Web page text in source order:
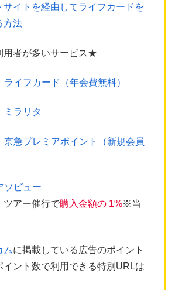
サイトを経由してライフカードを
方法
者が多いサービス★
ライフカード（年会費無料）
ミラリタ
京急プレミアポイント（新規会員
ソビュー
ツアー催行で購入金額の 1%※当
ムに掲載している広告のポイント
イント数で利用できる特別URLは